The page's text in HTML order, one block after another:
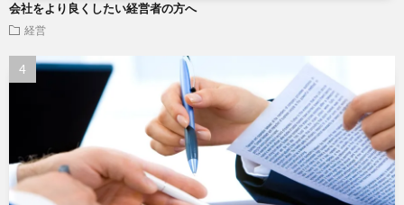
会社をより良くしたい経営者の方へ
経営